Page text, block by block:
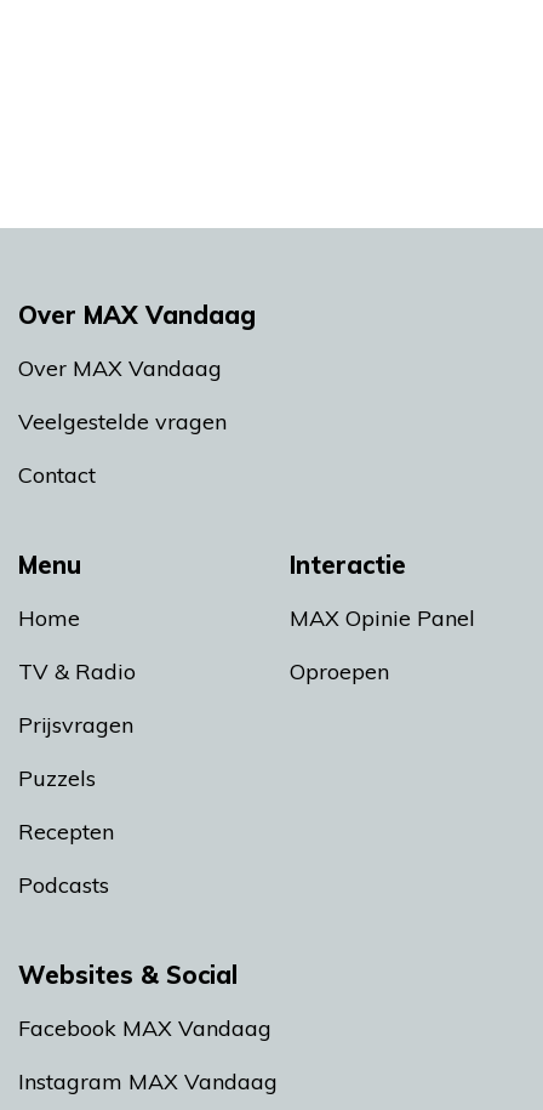
Menu
Home
TV & Radio
Prijsvragen
Puzzels
Recepten
Podcasts
Interactie
MAX Opinie Panel
Oproepen
Over MAX Vandaag
Over MAX Vandaag
Veelgestelde vragen
Contact
Websites & Social
Facebook MAX Vandaag
Instagram MAX Vandaag